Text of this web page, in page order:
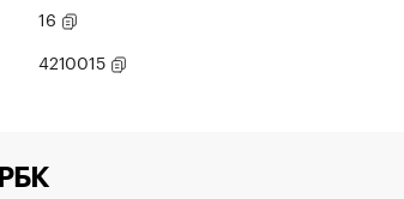
16
4210015